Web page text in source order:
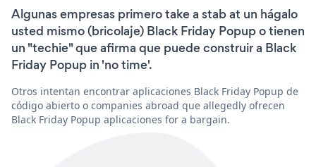
Algunas empresas primero take a stab at un hágalo
usted mismo (bricolaje) Black Friday Popup o tienen
un "techie" que afirma que puede construir a Black
Friday Popup in 'no time'.
Otros intentan encontrar aplicaciones Black Friday Popup de
código abierto o companies abroad que allegedly ofrecen
Black Friday Popup aplicaciones for a bargain.